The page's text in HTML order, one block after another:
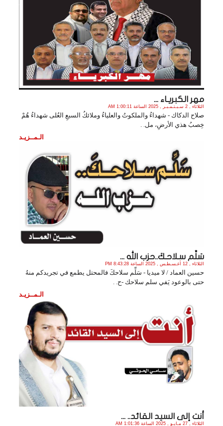
مهر الكبريـاء ...
الثلاثاء , 2 سـبـتـمـبـر , 2025 الساعة 1:00:11 AM
صلاح الدكاك - شهداءُ والملكوتُ والعلياءُ وملائكُ السبعِ العُلى شهداءُ هُمْ
خِصبُ هذي الأرضِ، مل. .
الـمــزيـد
سَلِّم سـلاحـكَ..حزب الله ...
الثلاثاء , 12 أغـسـطـس , 2025 الساعة 8:43:28 PM
حسين العماد / لا ميديا - سَلِّم سلاحكَ فالمحتل يطمع في تجريدكم منهُ
حتى بالوعود يَفي سلم سلاحك -ح. .
الـمــزيـد
أنت إلى السيد القائد.. ...
الثلاثاء , 27 مـايـو , 2025 الساعة 1:01:36 AM